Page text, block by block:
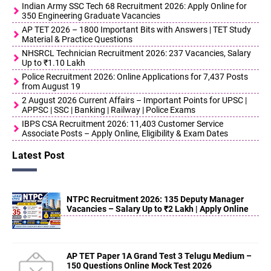
Indian Army SSC Tech 68 Recruitment 2026: Apply Online for
350 Engineering Graduate Vacancies
AP TET 2026 – 1800 Important Bits with Answers | TET Study
Material & Practice Questions
NHSRCL Technician Recruitment 2026: 237 Vacancies, Salary
Up to ₹1.10 Lakh
Police Recruitment 2026: Online Applications for 7,437 Posts
from August 19
2 August 2026 Current Affairs – Important Points for UPSC |
APPSC | SSC | Banking | Railway | Police Exams
IBPS CSA Recruitment 2026: 11,403 Customer Service
Associate Posts – Apply Online, Eligibility & Exam Dates
Latest Post
NTPC Recruitment 2026: 135 Deputy Manager
Vacancies – Salary Up to ₹2 Lakh | Apply Online
AP TET Paper 1A Grand Test 3 Telugu Medium –
150 Questions Online Mock Test 2026